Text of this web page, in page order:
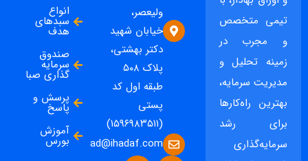
تیمی متخصص
و مجرب در
زمینه تحلیل و
مدیریت سرمایه،
بهترین راه‌کارها
برای رشد
سرمایه‌گذاری
ولیعصر،
خیابان شهید
دکتر بهشتی،
پلاک ۵۰۸
طبقه اول کد
پستی
(۱۵۹۶۹۸۳۵۱۱)
ad@ihadaf.com
انواع
سبدهای
هدف
صندوق
سرمایه
گذاری صبا
پرسش و
پاسخ
آموزش
بورس